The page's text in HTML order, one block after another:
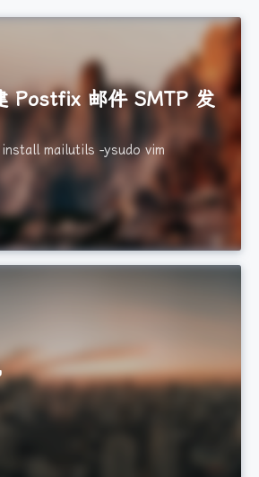
Postfix 邮件 SMTP 发
mailutils -ysudo vim